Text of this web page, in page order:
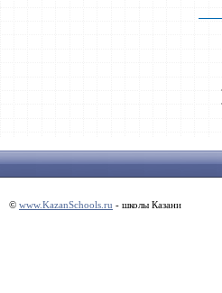
© www.KazanSchools.ru - школы Казани